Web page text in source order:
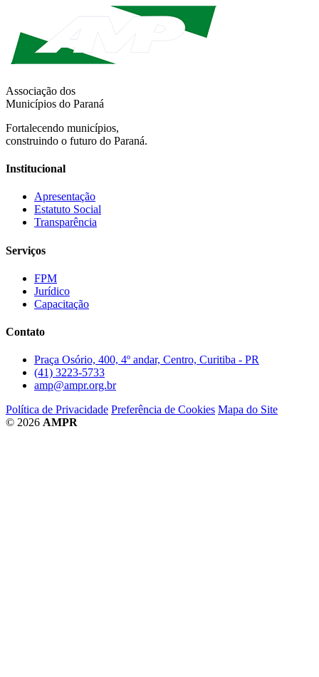
Associação dos
Municípios do Paraná
Fortalecendo municípios,
construindo o futuro do Paraná.
Institucional
Apresentação
Estatuto Social
Transparência
Serviços
FPM
Jurídico
Capacitação
Contato
Praça Osório, 400, 4º andar, Centro, Curitiba - PR
(41) 3223-5733
amp@ampr.org.br
Política de Privacidade Preferência de Cookies Mapa do Site
© 2026 AMPR